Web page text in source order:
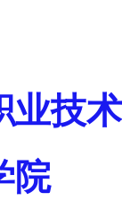
业技
院